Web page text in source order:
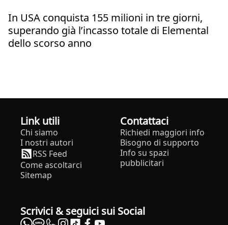
In USA conquista 155 milioni in tre giorni,
superando già l’incasso totale di Elemental
dello scorso anno
Link utili
Chi siamo
I nostri autori
RSS Feed
Come ascoltarci
Sitemap
Contattaci
Richiedi maggiori info
Bisogno di supporto
Info su spazi
pubblicitari
Scrivici & seguici sui Social